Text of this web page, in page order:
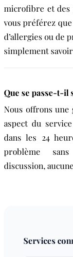
microfibre et des
vous préférez
d’allergies ou de
simplement
Que se passe-t-il
Nous offrons une
aspect du
dans les 24
problème
discussion,
Services